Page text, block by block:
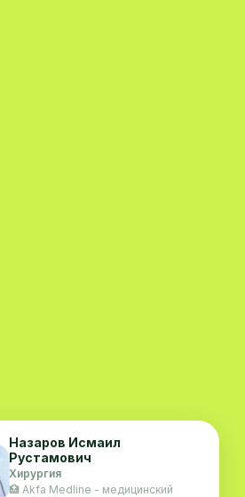
Назаров Исмаил
Рустамович
Хирургия
🏥 Akfa Medline - медицинский